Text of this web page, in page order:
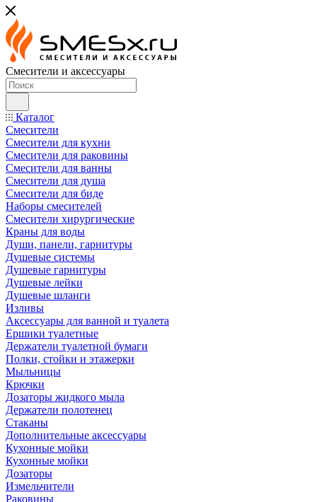
Смесители и аксессуары
Каталог
Смесители
Смесители для кухни
Смесители для раковины
Смесители для ванны
Смесители для душа
Смесители для биде
Наборы смесителей
Смесители хирургические
Краны для воды
Души, панели, гарнитуры
Душевые системы
Душевые гарнитуры
Душевые лейки
Душевые шланги
Изливы
Аксессуары для ванной и туалета
Ершики туалетные
Держатели туалетной бумаги
Полки, стойки и этажерки
Мыльницы
Крючки
Дозаторы жидкого мыла
Держатели полотенец
Стаканы
Дополнительные аксессуары
Кухонные мойки
Кухонные мойки
Дозаторы
Измельчители
Раковины